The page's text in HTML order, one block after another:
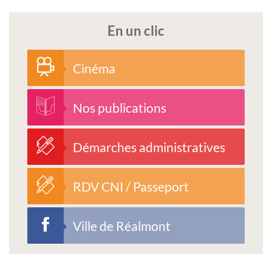
En un clic
Cinéma
Nos publications
Démarches administratives
RDV CNI / Passeport
Ville de Réalmont